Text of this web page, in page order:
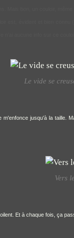
Le vide se
jusqu'à la taille.
Vers
Et à chaque fois, ça